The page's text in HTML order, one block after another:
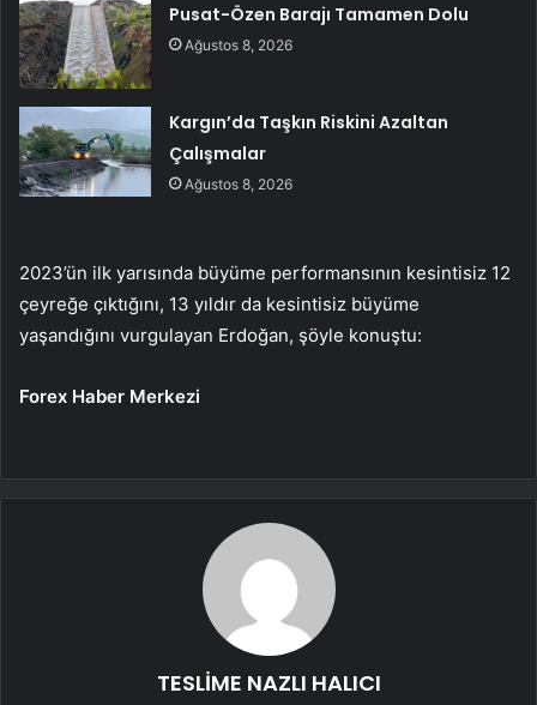
Pusat-Özen Barajı Tamamen Dolu
Ağustos 8, 2026
Kargın’da Taşkın Riskini Azaltan
Çalışmalar
Ağustos 8, 2026
2023’ün ilk yarısında büyüme performansının kesintisiz 12
çeyreğe çıktığını, 13 yıldır da kesintisiz büyüme
yaşandığını vurgulayan Erdoğan, şöyle konuştu:
Forex Haber Merkezi
TESLİME NAZLI HALICI